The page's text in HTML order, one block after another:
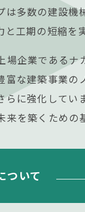
は多数の建設機
工期の短縮を
場企業であるナ
富な建築事業の
らに強化してい
を築くための
ついて